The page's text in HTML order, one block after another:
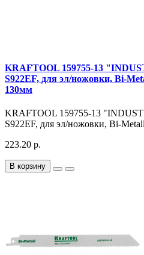
KRAFTOOL 159755-13
S922EF, для эл/ножовки, Bi-
130мм
KRAFTOOL 159755-13
S922EF, для эл/ножовки, Bi-
223.20 р.
В корзину